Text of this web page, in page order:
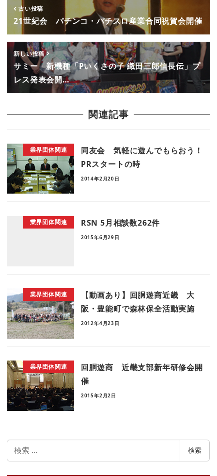
古い投稿
21世紀会 パチンコ・パチスロ産業合同祝賀会開催
新しい投稿
サミー 新機種「Pいくさの子 織田三郎信長伝」プ
レス発表会開…
関連記事
業界団体関連
同友会 気軽に遊んでもらおう！
PRスタートの時
2014年2月20日
業界団体関連 RSN 5月相談数262件
2015年6月29日
業界団体関連
【動画あり】回胴遊商近畿 大
阪・豊能町で森林保全活動実施
2012年4月23日
業界団体関連
回胴遊商 近畿支部新年研修会開
催
2015年2月2日
索
検索